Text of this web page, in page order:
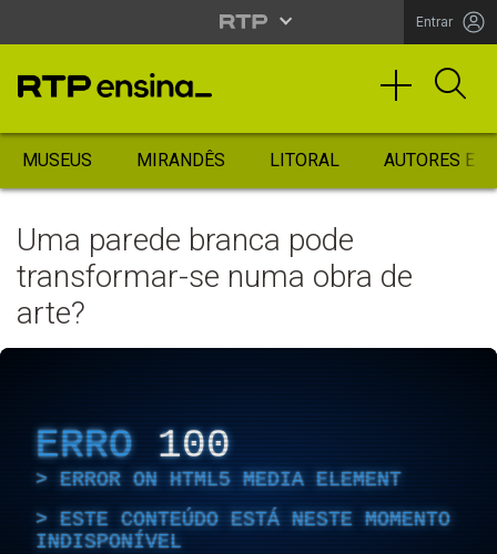
Entrar
MUSEUS MIRANDÊS LITORAL AUTORES
Uma parede branca pode
transformar-se numa obra de
arte?
ERRO 100
ERROR ON HTML5 MEDIA ELEMENT
ESTE CONTEÚDO ESTÁ NESTE MOMENTO
INDISPONÍVEL